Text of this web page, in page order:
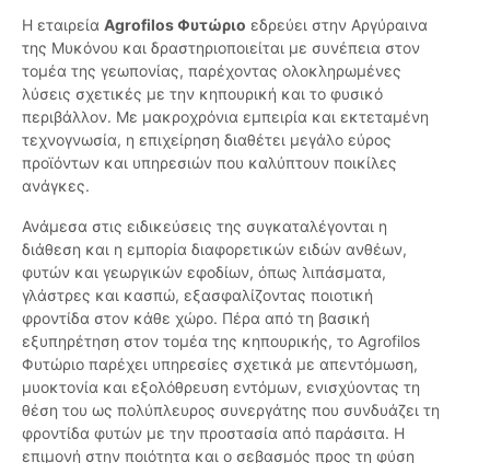
Η εταιρεία Agrofilos Φυτώριο εδρεύει στην Αργύραινα
της Μυκόνου και δραστηριοποιείται με συνέπεια στον
τομέα της γεωπονίας, παρέχοντας ολοκληρωμένες
λύσεις σχετικές με την κηπουρική και το φυσικό
περιβάλλον. Με μακροχρόνια εμπειρία και εκτεταμένη
τεχνογνωσία, η επιχείρηση διαθέτει μεγάλο εύρος
προϊόντων και υπηρεσιών που καλύπτουν ποικίλες
ανάγκες.
Ανάμεσα στις ειδικεύσεις της συγκαταλέγονται η
διάθεση και η εμπορία διαφορετικών ειδών ανθέων,
φυτών και γεωργικών εφοδίων, όπως λιπάσματα,
γλάστρες και κασπώ, εξασφαλίζοντας ποιοτική
φροντίδα στον κάθε χώρο. Πέρα από τη βασική
εξυπηρέτηση στον τομέα της κηπουρικής, το Agrofilos
Φυτώριο παρέχει υπηρεσίες σχετικά με απεντόμωση,
μυοκτονία και εξολόθρευση εντόμων, ενισχύοντας τη
θέση του ως πολύπλευρος συνεργάτης που συνδυάζει τη
φροντίδα φυτών με την προστασία από παράσιτα. Η
επιμονή στην ποιότητα και ο σεβασμός προς τη φύση